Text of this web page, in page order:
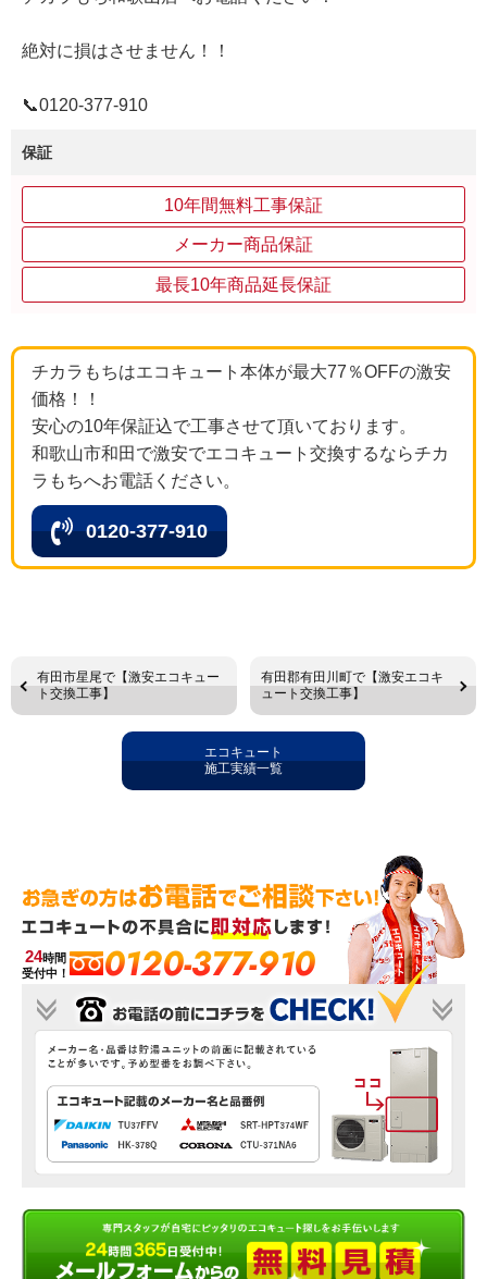
絶対に損はさせません！！
📞0120‐377‐910
保証
10年間無料工事保証
メーカー商品保証
最長10年商品延長保証
チカラもちはエコキュート本体が最大77％OFFの激安
価格！！
安心の10年保証込で工事させて頂いております。
和歌山市和田で激安でエコキュート交換するならチカ
ラもちへお電話ください。
0120-377-910
有田市星尾で【激安エコキュー
ト交換工事】
有田郡有田川町で【激安エコキ
ュート交換工事】
エコキュート
施工実績一覧
24時間
受付中！
0120-377-910